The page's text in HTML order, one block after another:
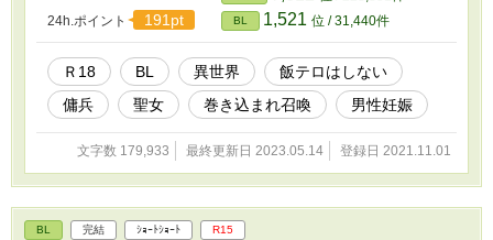
満のお嬢様、えちえちが苦手な方は『✳︎』を目安にご自衛くださ
い。
24h.ポイント 191pt BL 1,521 位 / 31,440件
Ｒ18 BL 異世界
飯テロはしない
傭兵
聖女 巻き込まれ召喚 男性妊娠
文字数 179,933 最終更新日 2023.05.14 登録日 2021.11.01
BL 完結 ｼｮｰﾄｼｮｰﾄ R15